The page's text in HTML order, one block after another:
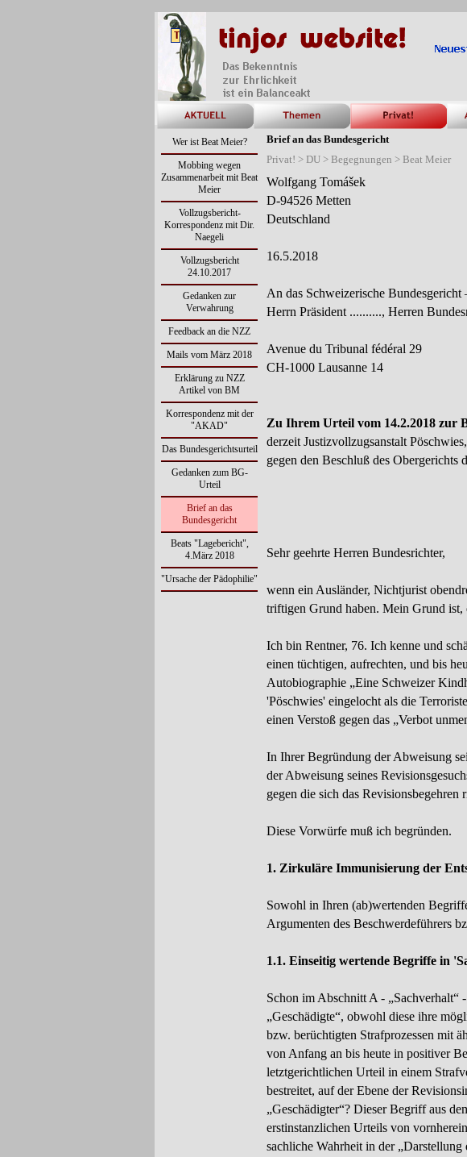
Wer ist Beat Meier?
Mobbing wegen
Zusammenarbeit mit Beat
Meier
Vollzugsbericht-
Korrespondenz mit Dir.
Naegeli
Vollzugsbericht
24.10.2017
Gedanken zur
Verwahrung
Feedback an die NZZ
Mails vom März 2018
Erklärung zu NZZ
Artikel von BM
Korrespondenz mit der
"AKAD"
Das Bundesgerichtsurteil
Gedanken zum BG-
Urteil
Brief an das
Bundesgericht
Beats "Lagebericht",
4.März 2018
"Ursache der Pädophilie"
Brief an das Bundesgericht
Privat! > DU > Begegnungen > Beat Meier
Wolfgang Tomášek
D-94526 Metten
Deutschland
16.5.2018
An das Schweizerische
Herrn Präsident .........., Herren
Avenue du Tribunal fédéral 29
CH-1000 Lausanne 14
Zu Ihrem Urteil vom 14.2.2018 zur
derzeit Justizvollzugsanstalt
gegen den Beschluß des
Sehr geehrte Herren Bundesrichter,
wenn ein Ausländer, Nichtjurist
triftigen Grund haben. Mein Grund ist,
Ich bin Rentner, 76. Ich kenne und
einen tüchtigen, aufrechten, und bis
Auto­biographie „Eine Schweizer
'Pöschwies' eingelocht als die
einen Verstoß gegen das „Verbot
In Ihrer Begründung der Abweisung
der Abweisung seines
gegen die sich das
Diese Vorwürfe muß ich begründen.
1. Zirkuläre Immunisierung der
Sowohl in Ihren (ab)wertenden
Argumenten des Beschwerde­führers
1.1. Einseitig wertende Begriffe in
Schon im Abschnitt A - „Sachverhalt“ -
„Geschädigte“, obwohl diese ihre
bzw. berüchtigten Strafprozessen mit
von Anfang an bis heute in positiver
letztgerichtlichen Urteil in einem
bestreitet, auf der Ebene der
„Geschädigter“? Dieser Begriff aus
erstinstanzlichen Urteils von
sachliche Wahrheit in der „Darstellung